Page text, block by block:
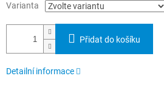
Varianta
Přidat do košíku
Detailní informace